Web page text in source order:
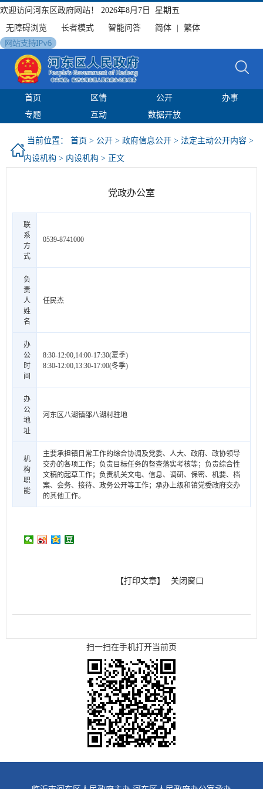
欢迎访问河东区政府网站！
2026年8月7日 星期五
无障碍浏览
长者模式 智能问答 简体 繁体
首页 区情 公开
办事
专题
互动 数据开放
当前位置： 首页 > 公开 > 政府信息公开 > 法定主动公开内容 >
内设机构 > 内设机构 > 正文
党政办公室
联
系
方
式
0539-8741000
负
责
人
姓
名
任民杰
办
公
时
间
8:30-12:00,14:00-17:30(夏季)
8:30-12:00,13:30-17:00(冬季)
办
公
地
址
河东区八湖镇邵八湖村驻地
机
构
职
能
主要承担镇日常工作的综合协调及党委、人大、政府、政协领导
交办的各项工作；负责目标任务的督查落实考核等；负责综合性
文稿的起草工作；负责机关文电、信息、调研、保密、机要、档
案、会务、接待、政务公开等工作；承办上级和镇党委政府交办
的其他工作。
【打印文章】 关闭窗口
扫一扫在手机打开当前页